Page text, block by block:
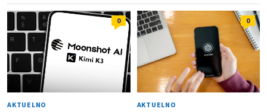
0
AKTUELNO
0
AKTUELNO